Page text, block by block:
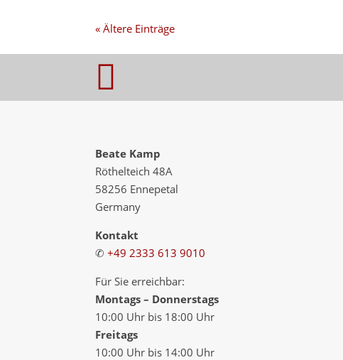
« Ältere Einträge

Beate Kamp
Röthelteich 48A
58256 Ennepetal
Germany
Kontakt
✆+49 2333 613 9010
Für Sie erreichbar:
Montags – Donnerstags
10:00 Uhr bis 18:00 Uhr
Freitags
10:00 Uhr bis 14:00 Uhr